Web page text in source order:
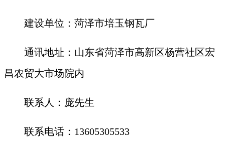
建设单位： 菏泽市培玉钢瓦厂
通讯地址： 山东省菏泽市高新区杨营社区宏
昌农贸大市场院内
联系人： 庞先生
联系电话： 13605305533